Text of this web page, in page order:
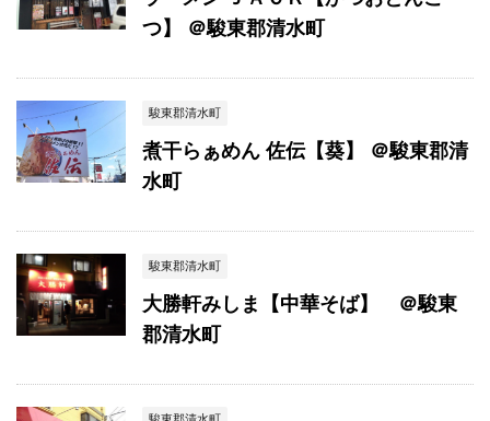
つ】 ＠駿東郡清水町
駿東郡清水町
煮干らぁめん 佐伝【葵】 ＠駿東郡清
水町
駿東郡清水町
大勝軒みしま【中華そば】 ＠駿東
郡清水町